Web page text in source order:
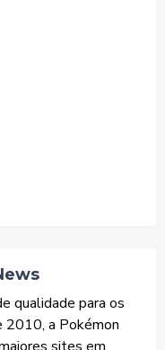
qualidade para os
2010, a Pokémon